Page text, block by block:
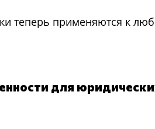
теперь применяются к
для